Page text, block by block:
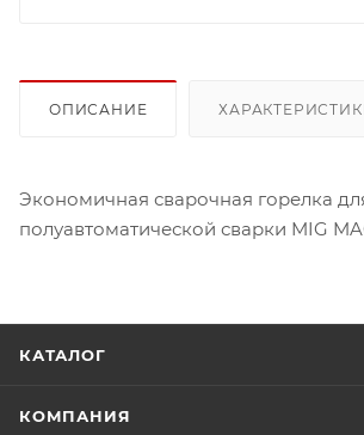
ОПИСАНИЕ
Экономичная сварочная горелка
полуавтоматической сварки MIG
КАТАЛОГ
КОМПАНИЯ